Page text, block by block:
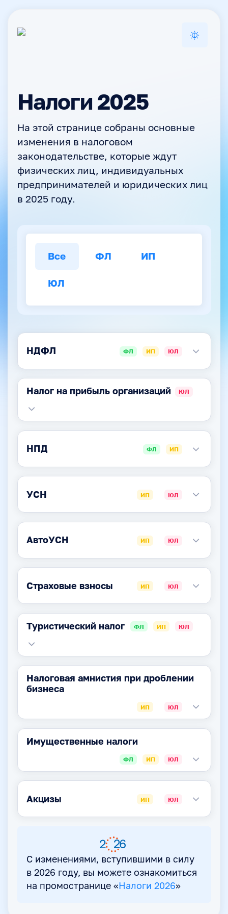
Налоги 2025
На этой странице собраны основные
изменения в налоговом
законодательстве, которые ждут
физических лиц, индивидуальных
предпринимателей и юридических лиц
в 2025 году.
Все ФЛ ИП
ЮЛ
НДФЛ ФЛ ИП ЮЛ
Налог на прибыль организаций ЮЛ
НПД ФЛ ИП
УСН ИП ЮЛ
АвтоУСН ИП ЮЛ
Страховые взносы ИП ЮЛ
Туристический налог ФЛ ИП ЮЛ
Налоговая амнистия при дроблении
бизнеса
ИП ЮЛ
Имущественные налоги
ФЛ ИП ЮЛ
Акцизы ИП ЮЛ
С изменениями, вступившими в силу
в 2026 году, вы можете ознакомиться
на промостранице « Налоги 2026»